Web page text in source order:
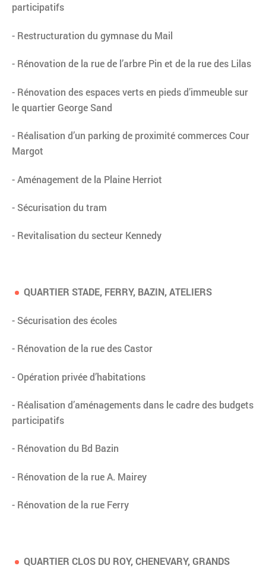
participatifs
- Restructuration du gymnase du Mail
- Rénovation de la rue de l’arbre Pin et de la rue des Lilas
- Rénovation des espaces verts en pieds d’immeuble sur
le quartier George Sand
- Réalisation d’un parking de proximité commerces Cour
Margot
- Aménagement de la Plaine Herriot
- Sécurisation du tram
- Revitalisation du secteur Kennedy
QUARTIER STADE, FERRY, BAZIN, ATELIERS
- Sécurisation des écoles
- Rénovation de la rue des Castor
- Opération privée d’habitations
- Réalisation d’aménagements dans le cadre des budgets
participatifs
- Rénovation du Bd Bazin
- Rénovation de la rue A. Mairey
- Rénovation de la rue Ferry
QUARTIER CLOS DU ROY, CHENEVARY, GRANDS